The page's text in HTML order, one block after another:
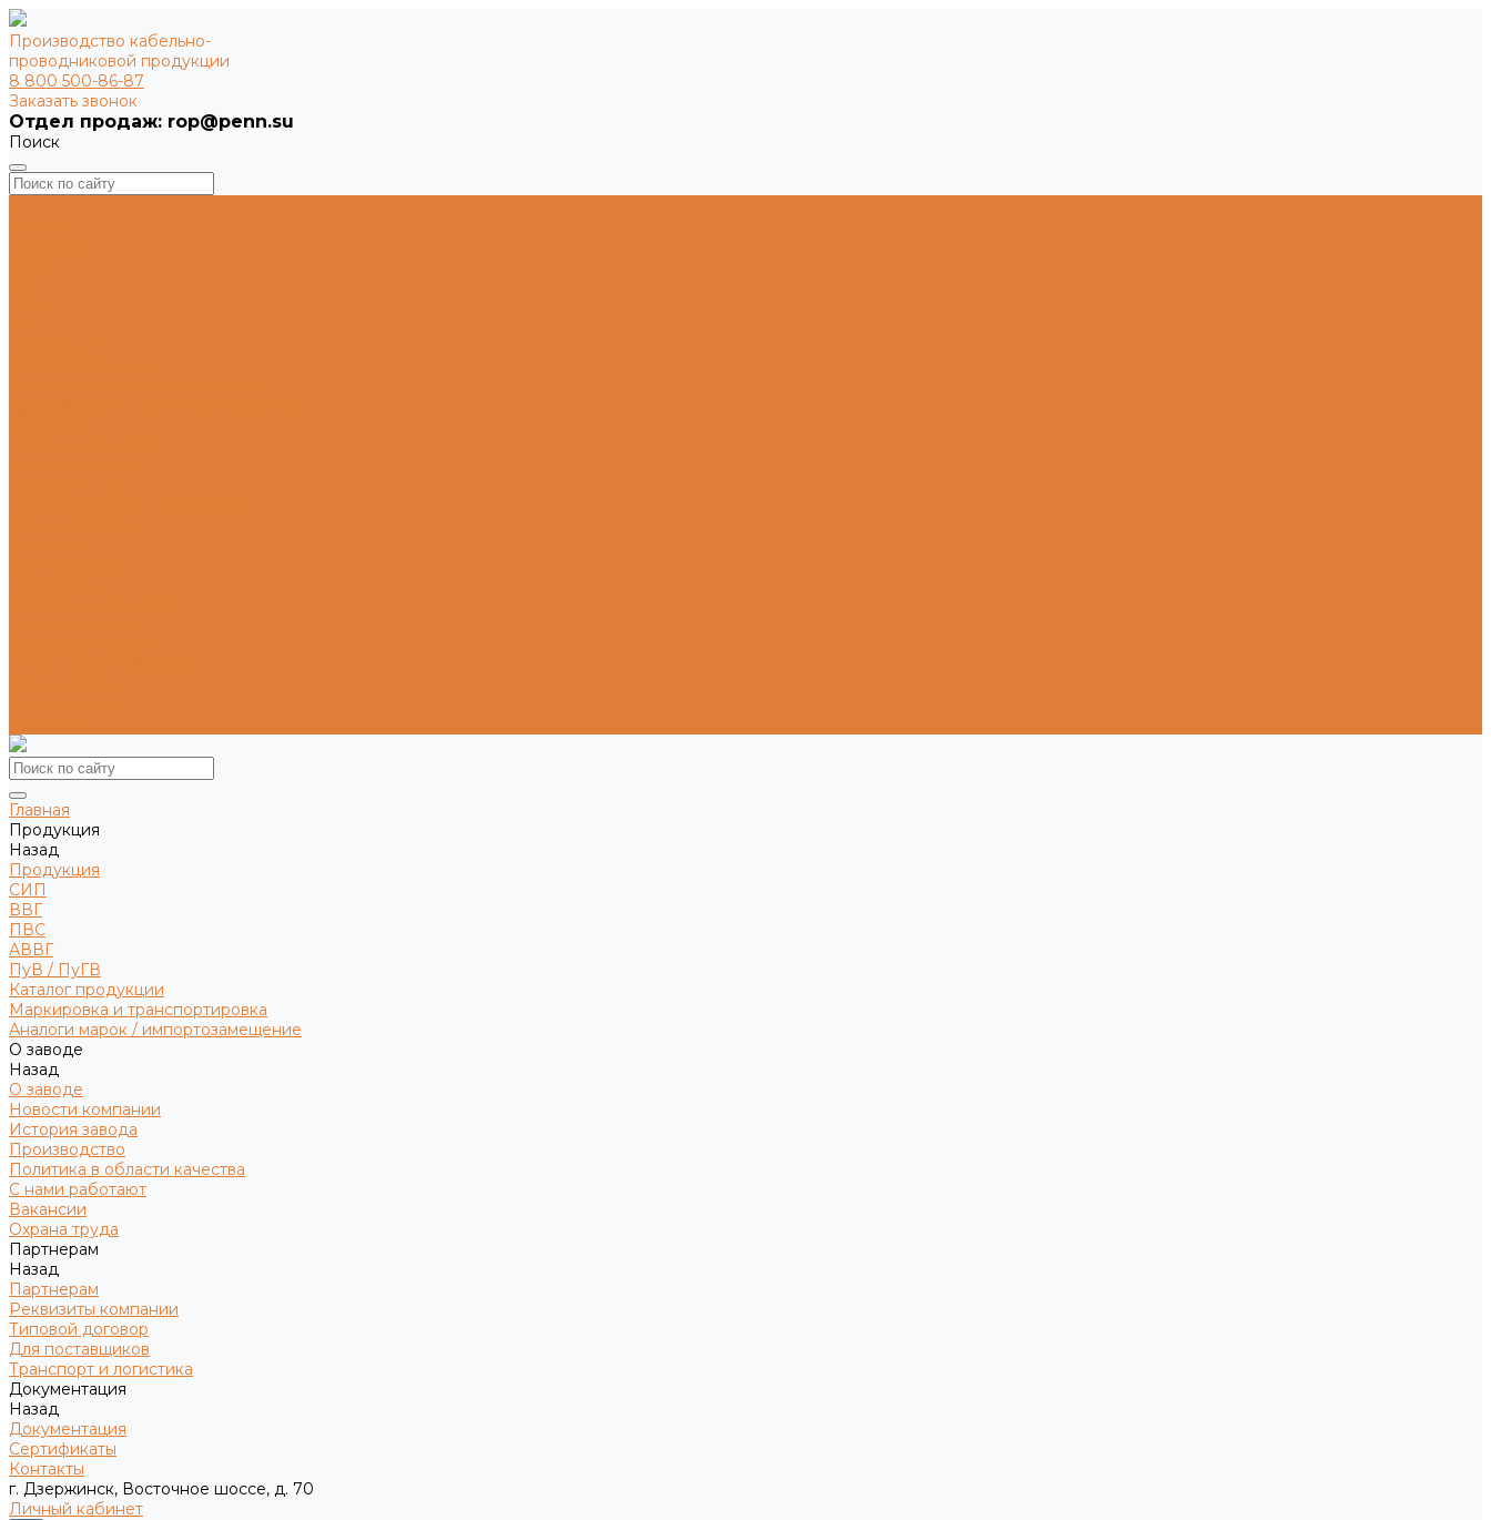
Производство кабельно-
проводниковой продукции
8 800 500-86-87
Заказать звонок
Поиск
Главная
Продукция
Назад
Продукция
СИП
ВВГ
ПВС
АВВГ
ПуВ / ПуГВ
Каталог продукции
Маркировка и транспортировка
Аналоги марок / импортозамещение
О заводе
Назад
О заводе
Новости компании
История завода
Производство
Политика в области качества
С нами работают
Вакансии
Охрана труда
Партнерам
Назад
Партнерам
Реквизиты компании
Типовой договор
Для поставщиков
Транспорт и логистика
Документация
Назад
Документация
Сертификаты
Контакты
г. Дзержинск, Восточное шоссе, д. 70
Личный кабинет